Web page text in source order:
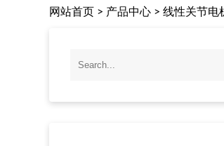
网站首页 > 产品中心 > 线性关节电